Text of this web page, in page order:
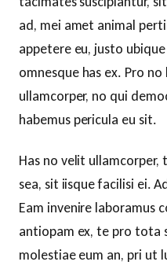
ad, mei amet animal
appetere eu, justo
omnesque has ex. Pro
ullamcorper, no qui
habemus pericula eu sit.
Has no velit
sea, sit iisque facilisi ei.
Eam invenire laboramus
antiopam ex, te pro tota
molestiae eum an, pri ut